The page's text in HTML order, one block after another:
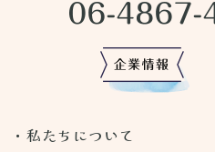
私たちについて